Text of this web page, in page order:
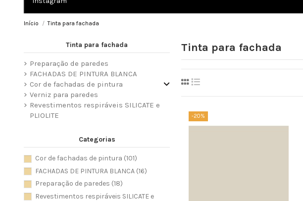
Início Tinta para fachada
Tinta para fachada
-20%
Tinta para fachada
Preparação de paredes
FACHADAS DE PINTURA BLANCA
Cor de fachadas de pintura
Verniz para paredes
Revestimentos respiráveis ​​SILICATE e
PLIOLITE
Categorias
Cor de fachadas de pintura (101)
FACHADAS DE PINTURA BLANCA (16)
Preparação de paredes (18)
Revestimentos respiráveis ​​SILICATE e